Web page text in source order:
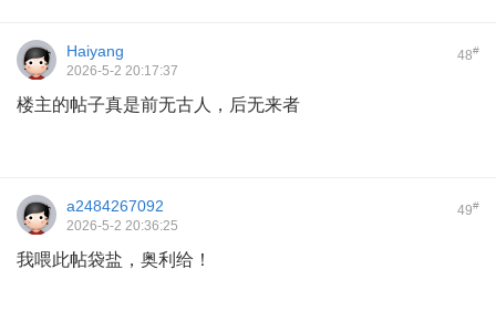
48#
Haiyang
2026-5-2 20:17:37
楼主的帖子真是前无古人，后无来者
49#
a2484267092
2026-5-2 20:36:25
我喂此帖袋盐，奥利给！